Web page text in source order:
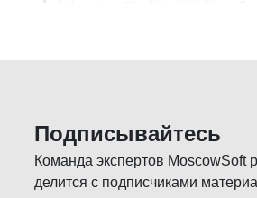
Подписывайтесь
Команда экспертов MoscowSoft
делится с подписчиками